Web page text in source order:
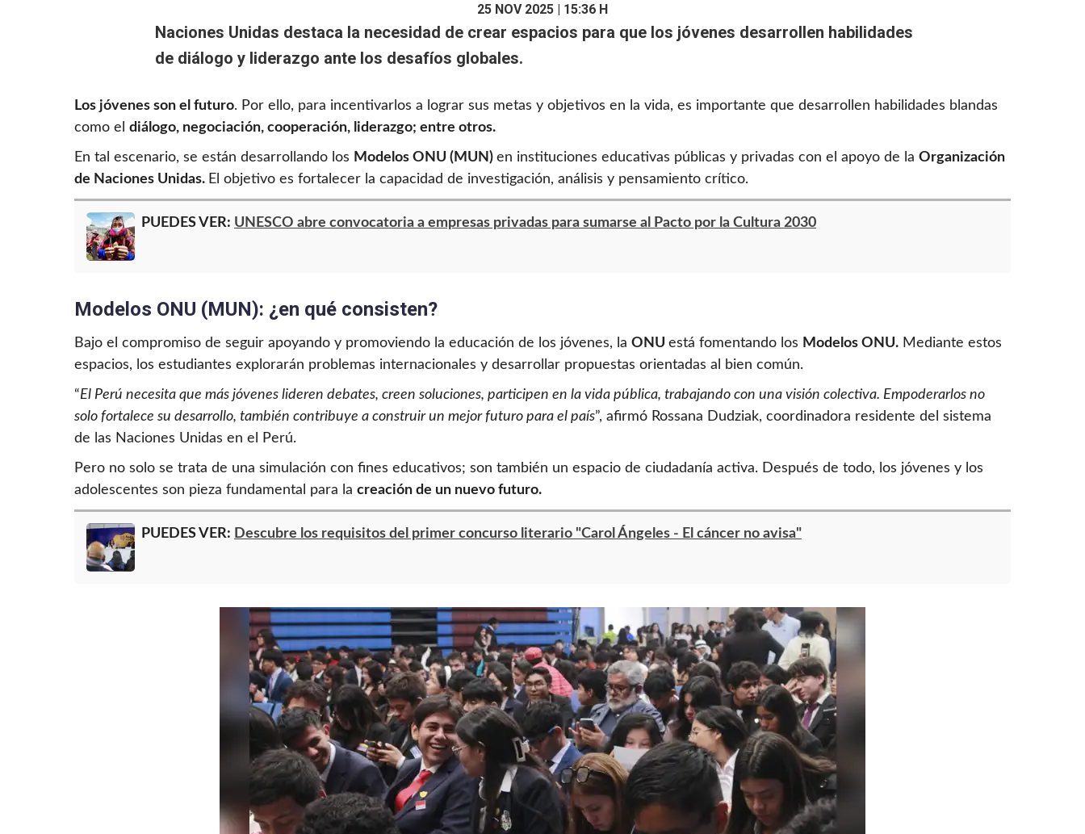
25 NOV 2025 | 15:36 H
Naciones Unidas destaca la necesidad de crear espacios para que los jóvenes desarrollen habilidades
de diálogo y liderazgo ante los desafíos globales.
Los jóvenes son el futuro. Por ello, para incentivarlos a lograr sus metas y objetivos en la vida, es importante que desarrollen habilidades blandas
como el diálogo, negociación, cooperación, liderazgo; entre otros.
En tal escenario, se están desarrollando los Modelos ONU (MUN) en instituciones educativas públicas y privadas con el apoyo de la Organización
de Naciones Unidas. El objetivo es fortalecer la capacidad de investigación, análisis y pensamiento crítico.
PUEDES VER: UNESCO abre convocatoria a empresas privadas para sumarse al Pacto por la Cultura 2030
Modelos ONU (MUN): ¿en qué consisten?
Bajo el compromiso de seguir apoyando y promoviendo la educación de los jóvenes, la ONU está fomentando los Modelos ONU. Mediante estos
espacios, los estudiantes explorarán problemas internacionales y desarrollar propuestas orientadas al bien común.
“El Perú necesita que más jóvenes lideren debates, creen soluciones, participen en la vida pública, trabajando con una visión colectiva. Empoderarlos no
solo fortalece su desarrollo, también contribuye a construir un mejor futuro para el país”, afirmó Rossana Dudziak, coordinadora residente del sistema
de las Naciones Unidas en el Perú.
Pero no solo se trata de una simulación con fines educativos; son también un espacio de ciudadanía activa. Después de todo, los jóvenes y los
adolescentes son pieza fundamental para la creación de un nuevo futuro.
PUEDES VER: Descubre los requisitos del primer concurso literario "Carol Ángeles - El cáncer no avisa"